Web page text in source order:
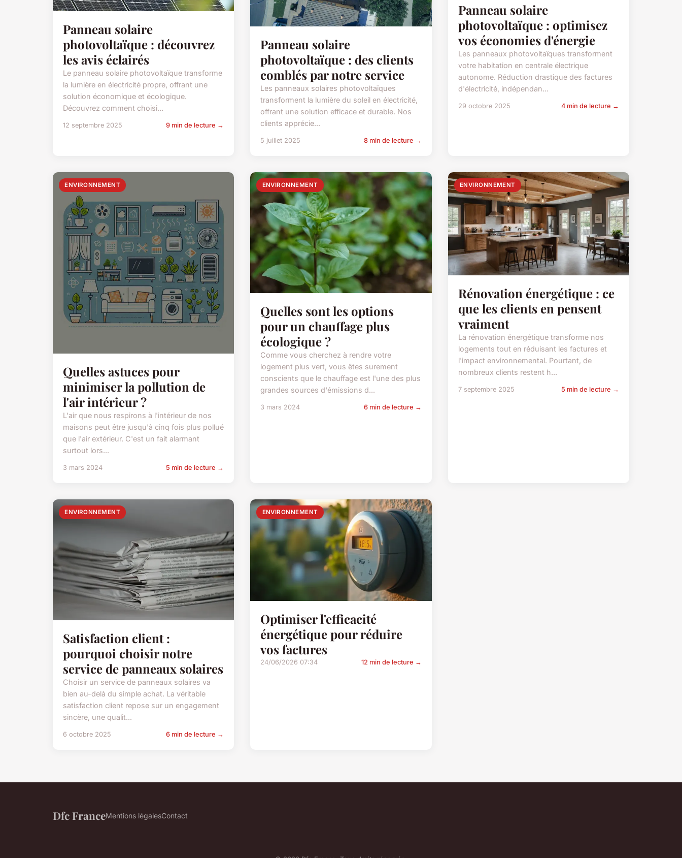
Panneau solaire
photovoltaïque : découvrez
les avis éclairés
Le panneau solaire photovoltaïque transforme
la lumière en électricité propre, offrant une
solution économique et écologique.
Découvrez comment choisi...
12 septembre 2025 9 min de lecture →
Panneau solaire
photovoltaïque : des clients
comblés par notre service
Les panneaux solaires photovoltaïques
transforment la lumière du soleil en électricité,
offrant une solution efficace et durable. Nos
clients apprécie...
5 juillet 2025 8 min de lecture →
Panneau solaire
photovoltaïque : optimisez
vos économies d'énergie
Les panneaux photovoltaïques transforment
votre habitation en centrale électrique
autonome. Réduction drastique des factures
d'électricité, indépendan...
29 octobre 2025 4 min de lecture →
ENVIRONNEMENT
Quelles astuces pour
minimiser la pollution de
l'air intérieur ?
L'air que nous respirons à l'intérieur de nos
maisons peut être jusqu'à cinq fois plus pollué
que l'air extérieur. C'est un fait alarmant
surtout lors...
3 mars 2024 5 min de lecture →
ENVIRONNEMENT
Quelles sont les options
pour un chauffage plus
écologique ?
Comme vous cherchez à rendre votre
logement plus vert, vous êtes surement
conscients que le chauffage est l'une des plus
grandes sources d'émissions d...
3 mars 2024 6 min de lecture →
ENVIRONNEMENT
Rénovation énergétique : ce
que les clients en pensent
vraiment
La rénovation énergétique transforme nos
logements tout en réduisant les factures et
l'impact environnemental. Pourtant, de
nombreux clients restent h...
7 septembre 2025 5 min de lecture →
ENVIRONNEMENT
Satisfaction client :
pourquoi choisir notre
service de panneaux solaires
Choisir un service de panneaux solaires va
bien au-delà du simple achat. La véritable
satisfaction client repose sur un engagement
sincère, une qualit...
6 octobre 2025 6 min de lecture →
ENVIRONNEMENT
Optimiser l'efficacité
énergétique pour réduire
vos factures
24/06/2026 07:34 12 min de lecture →
Dfc FranceMentions légalesContact